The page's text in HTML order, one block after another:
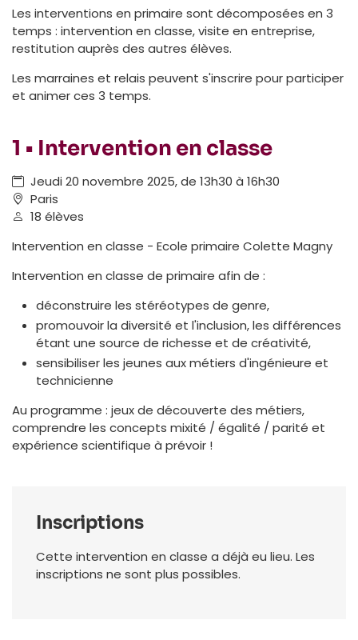
Les interventions en primaire sont décomposées en 3
temps : intervention en classe, visite en entreprise,
restitution auprès des autres élèves.
Les marraines et relais peuvent s'inscrire pour participer
et animer ces 3 temps.
1 • Intervention en classe
Jeudi 20 novembre 2025, de 13h30 à 16h30
Paris
18 élèves
Intervention en classe - Ecole primaire Colette Magny
Intervention en classe de primaire afin de :
déconstruire les stéréotypes de genre,
promouvoir la diversité et l'inclusion, les différences
étant une source de richesse et de créativité,
sensibiliser les jeunes aux métiers d'ingénieure et
technicienne
Au programme : jeux de découverte des métiers,
comprendre les concepts mixité / égalité / parité et
expérience scientifique à prévoir !
Inscriptions
Cette intervention en classe a déjà eu lieu. Les
inscriptions ne sont plus possibles.